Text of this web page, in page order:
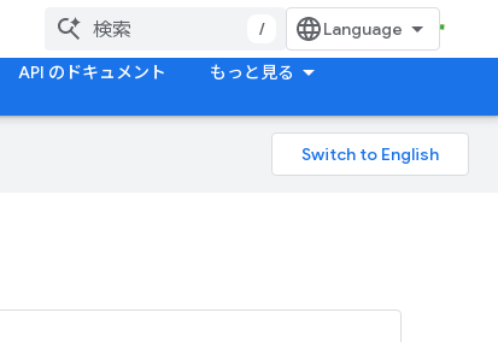
/
API のドキュメント もっと見る